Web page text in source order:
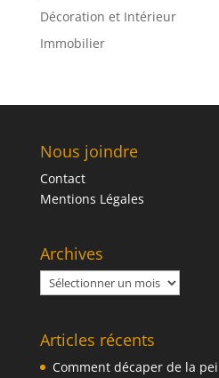
Décoration et Intérieur
Immobilier
Nous joindre
Contact
Mentions Légales
Archives
Archives
Articles récents
Comment décaper de la